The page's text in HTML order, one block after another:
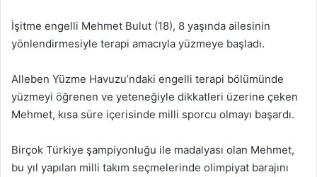
İşitme engelli Mehmet Bulut (18), 8 yaşında ailesinin
yönlendirmesiyle terapi amacıyla yüzmeye başladı.
Alleben Yüzme Havuzu’ndaki engelli terapi bölümünde
yüzmeyi öğrenen ve yeteneğiyle dikkatleri üzerine çeken
Mehmet, kısa süre içerisinde milli sporcu olmayı başardı.
Birçok Türkiye şampiyonluğu ile madalyası olan Mehmet,
bu yıl yapılan milli takım seçmelerinde olimpiyat barajını